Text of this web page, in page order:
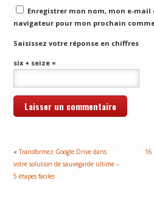
Enregistrer mon nom, mon e-mail
navigateur pour mon prochain
Saisissez votre réponse en chiffres
six + seize =
«Transformez Google Drive dans
votre solution de sauvegarde ultime –
5 étapes faciles
16